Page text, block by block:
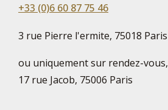
+33 (0)6 60 87 75 46
3 rue Pierre l'ermite, 75018 Paris
ou uniquement sur rendez-vous,
17 rue Jacob, 75006 Paris